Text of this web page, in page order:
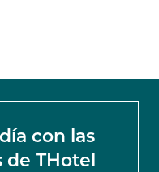
con las
de THotel